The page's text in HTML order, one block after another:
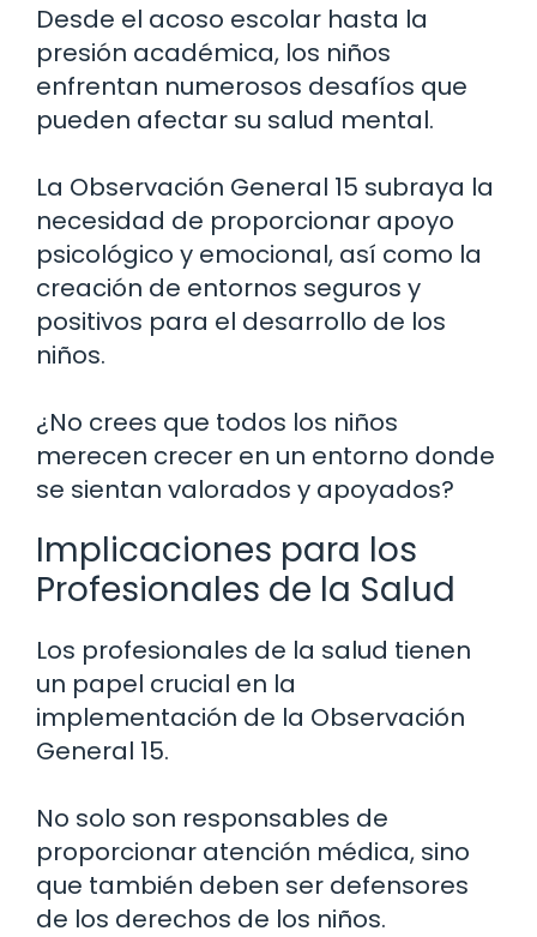
Desde el acoso escolar hasta la
presión académica, los niños
enfrentan numerosos desafíos que
pueden afectar su salud mental.
La Observación General 15 subraya la
necesidad de proporcionar apoyo
psicológico y emocional, así como la
creación de entornos seguros y
positivos para el desarrollo de los
niños.
¿No crees que todos los niños
merecen crecer en un entorno donde
se sientan valorados y apoyados?
Implicaciones para los
Profesionales de la Salud
Los profesionales de la salud tienen
un papel crucial en la
implementación de la Observación
General 15.
No solo son responsables de
proporcionar atención médica, sino
que también deben ser defensores
de los derechos de los niños.